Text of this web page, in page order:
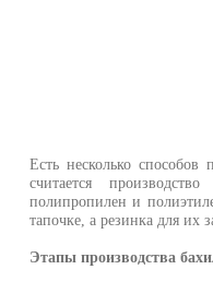
Есть несколько
считается
полипропилен и
тапочке, а резинка для их
Этапы производства